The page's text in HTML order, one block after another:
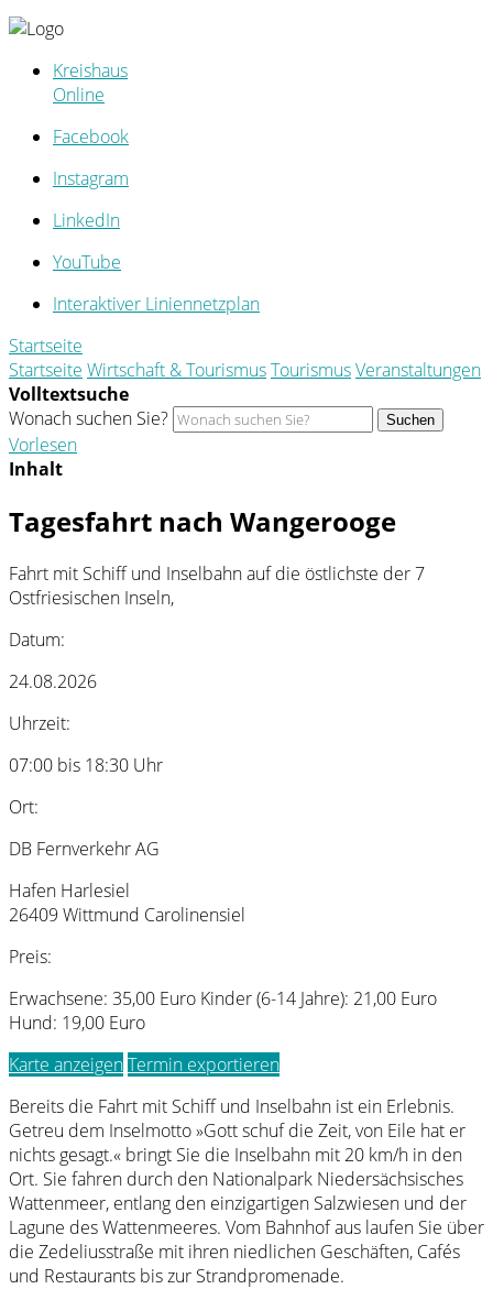
Kreishaus
Online
Facebook
Instagram
LinkedIn
YouTube
Interaktiver Liniennetzplan
Startseite
Startseite Wirtschaft & TourismusTourismusVeranstaltungen
Volltextsuche
Wonach suchen Sie?
Suchen
Vorlesen
Inhalt
Tagesfahrt nach Wangerooge
Fahrt mit Schiff und Inselbahn auf die östlichste der 7
Ostfriesischen Inseln,
Datum:
24.08.2026
Uhrzeit:
07:00 bis 18:30 Uhr
Ort:
DB Fernverkehr AG
Hafen Harlesiel
26409 Wittmund Carolinensiel
Preis:
Erwachsene: 35,00 Euro Kinder (6-14 Jahre): 21,00 Euro
Hund: 19,00 Euro
Karte anzeigenTermin exportieren
Bereits die Fahrt mit Schiff und Inselbahn ist ein Erlebnis.
Getreu dem Inselmotto »Gott schuf die Zeit, von Eile hat er
nichts gesagt.« bringt Sie die Inselbahn mit 20 km/h in den
Ort. Sie fahren durch den Nationalpark Niedersächsisches
Wattenmeer, entlang den einzigartigen Salzwiesen und der
Lagune des Wattenmeeres. Vom Bahnhof aus laufen Sie über
die Zedeliusstraße mit ihren niedlichen Geschäften, Cafés
und Restaurants bis zur Strandpromenade.